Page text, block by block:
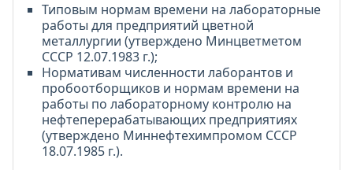
Типовым нормам времени на лабораторные
работы для предприятий цветной
металлургии (утверждено Минцветметом
СССР 12.07.1983 г.);
Нормативам численности лаборантов и
пробоотборщиков и нормам времени на
работы по лабораторному контролю на
нефтеперерабатывающих предприятиях
(утверждено Миннефтехимпромом СССР
18.07.1985 г.).